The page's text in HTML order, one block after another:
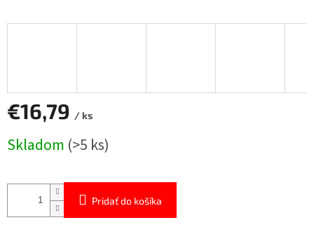
€16,79 / ks
cena:
Skladom (>5 ks)
Pridať do košíka